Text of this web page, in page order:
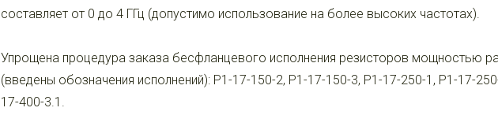
составляет от 0 до 4 ГГц (допустимо использование на более высоких частотах).
Упрощена процедура заказа бесфланцевого исполнения резисторов мощностью
(введены обозначения исполнений): Р1-17-150-2, Р1-17-150-3, Р1-17-250-1, Р1-17-
17-400-3.1.